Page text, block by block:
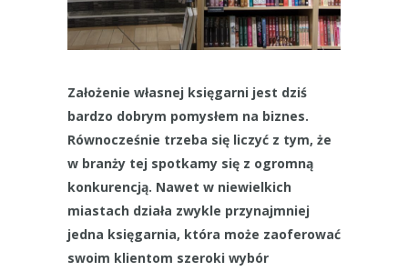
Założenie własnej księgarni jest dziś
bardzo dobrym pomysłem na biznes.
Równocześnie trzeba się liczyć z tym, że
w branży tej spotkamy się z ogromną
konkurencją. Nawet w niewielkich
miastach działa zwykle przynajmniej
jedna księgarnia, która może zaoferować
swoim klientom szeroki wybór